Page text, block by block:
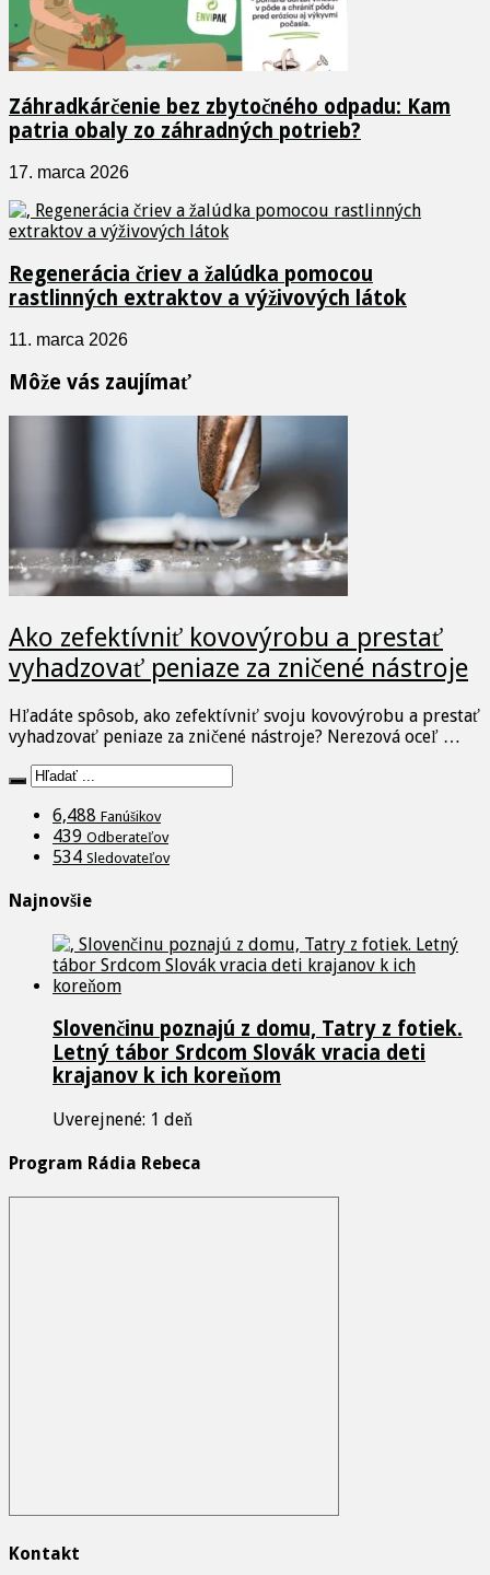
Záhradkárčenie bez zbytočného odpadu: Kam
patria obaly zo záhradných potrieb?
17. marca 2026
Regenerácia čriev a žalúdka pomocou
rastlinných extraktov a výživových látok
11. marca 2026
Môže vás zaujímať
Ako zefektívniť kovovýrobu a prestať
vyhadzovať peniaze za zničené nástroje
Hľadáte spôsob, ako zefektívniť svoju kovovýrobu a prestať
vyhadzovať peniaze za zničené nástroje? Nerezová oceľ …
6,488 Fanúšikov
439 Odberateľov
534 Sledovateľov
Najnovšie
Slovenčinu poznajú z domu, Tatry z fotiek.
Letný tábor Srdcom Slovák vracia deti
krajanov k ich koreňom
Uverejnené: 1 deň
Program Rádia Rebeca
Kontakt